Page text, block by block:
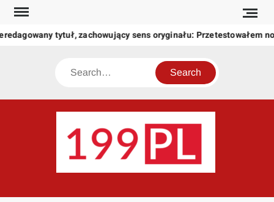
Skip
content
tytuł, zachowujący sens oryginału: Przetestowałem
Search
świat